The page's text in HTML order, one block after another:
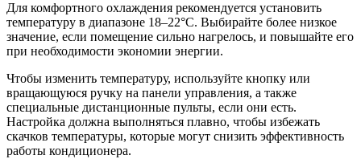
Для комфортного охлаждения рекомендуется установить
температуру в диапазоне 18–22°C. Выбирайте более низкое
значение, если помещение сильно нагрелось, и повышайте его
при необходимости экономии энергии.
Чтобы изменить температуру, используйте кнопку или
вращающуюся ручку на панели управления, а также
специальные дистанционные пульты, если они есть.
Настройка должна выполняться плавно, чтобы избежать
скачков температуры, которые могут снизить эффективность
работы кондиционера.